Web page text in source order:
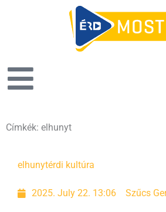
Címkék: elhunyt
elhunytérdi kultúra
2025. July 22. 13:06 Szűcs